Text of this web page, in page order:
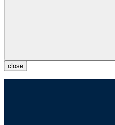
close